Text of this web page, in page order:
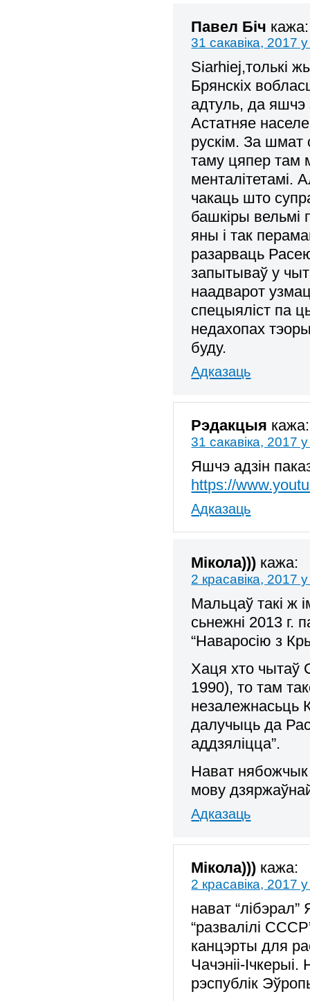
Павел Біч кажа:
31 сакавіка, 2017
Siarhiej,толькі
Брянскіх
адтуль, да яшчэ
Астатняе
рускім. За шмат
таму цяпер там
менталітетамі.
чакаць што
башкіры вельмі
яны і так
разарваць
запытываў у
наадварот
спецыяліст па
недахопах
буду.
Адказаць
Рэдакцыя кажа:
31 сакавіка, 2017
Яшчэ адзін
https://
Адказаць
Мікола))) кажа:
2 красавіка, 2017
Мальцаў такі ж
сьнежні 2013
“Наваросію з
Хаця хто чытаў
1990), то там
незалежнасьць
далучыць да
аддзяліцца”.
Нават нябожчык
мову
Адказаць
Мікола))) кажа:
2 красавіка, 2017
нават “лібэрал”
“развалілі
канцэрты для
Чачэніі-
рэспублік